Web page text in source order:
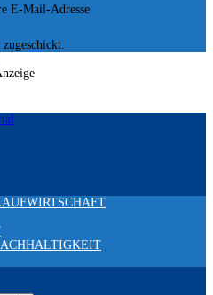
E-Mail-Adresse